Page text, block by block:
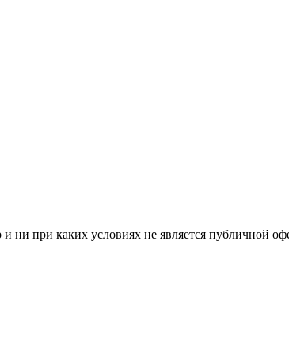
ни при каких условиях не является публичной